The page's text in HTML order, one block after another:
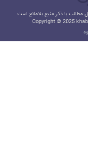
با ذکر منبع بلامانع است.
Copyright © 2025